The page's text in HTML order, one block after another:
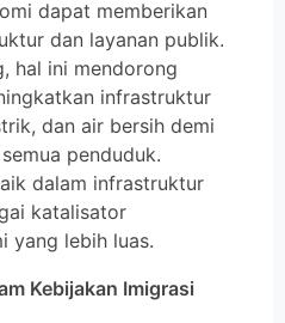
dapat memberikan
dan layanan publik.
hal ini mendorong
infrastruktur
dan air bersih demi
penduduk.
dalam infrastruktur
katalisator
yang lebih luas.
Kebijakan Imigrasi